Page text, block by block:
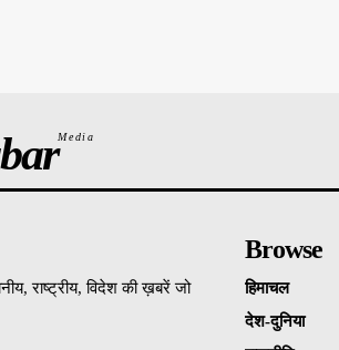
Media
राष्ट्रीय, विदेश की ख़बरें जो
Browse
हिमाचल
देश-दुनिया